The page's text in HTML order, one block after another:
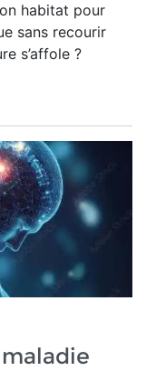
habitat pour
sans recourir
s’affole ?